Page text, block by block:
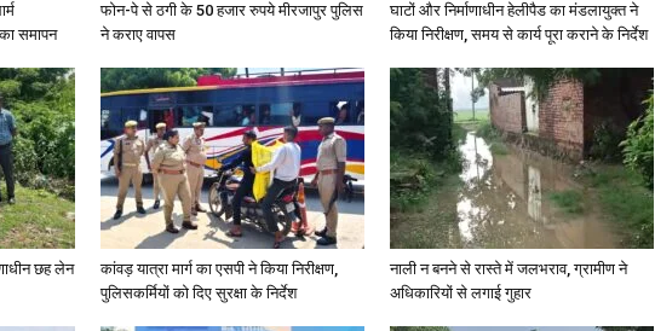
Paper
समापन
फोन-पे से ठगी के 50 हजार रुपये मीरजापुर पुलिस
ने कराए वापस
घाटों और निर्माणाधीन हेलीपैड का मंडलायुक्त ने
किया निरीक्षण, समय से कार्य पूरा कराने के निर्देश
छह लेन
कांवड़ यात्रा मार्ग का एसपी ने किया निरीक्षण,
पुलिसकर्मियों को दिए सुरक्षा के निर्देश
नाली न बनने से रास्ते में जलभराव, ग्रामीण ने
अधिकारियों से लगाई गुहार